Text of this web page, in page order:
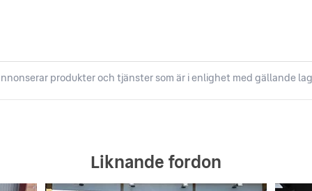
produkter och tjänster som är i enlighet med gällande
Liknande fordon